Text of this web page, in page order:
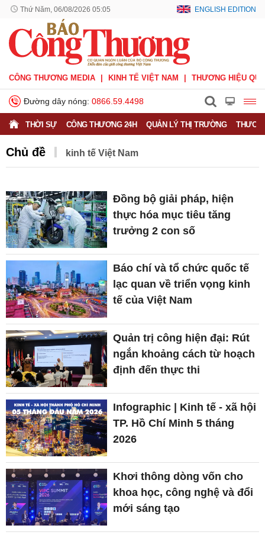
Thứ Năm, 06/08/2026 05:05 ENGLISH EDITION
CÔNG THƯƠNG MEDIA KINH TẾ VIỆT NAM THƯƠNG HIỆU
Đường dây nóng: 0866.59.4498
THỜI SỰ CÔNG THƯƠNG 24H QUẢN LÝ THỊ TRƯỜNG
Chủ đề kinh tế Việt Nam
Đồng bộ giải pháp, hiện
thực hóa mục tiêu tăng
trưởng 2 con số
Báo chí và tổ chức quốc tế
lạc quan về triển vọng kinh
tế của Việt Nam
Quản trị công hiện đại: Rút
ngắn khoảng cách từ hoạch
định đến thực thi
Infographic | Kinh tế - xã hội
TP. Hồ Chí Minh 5 tháng
2026
Khơi thông dòng vốn cho
khoa học, công nghệ và đổi
mới sáng tạo